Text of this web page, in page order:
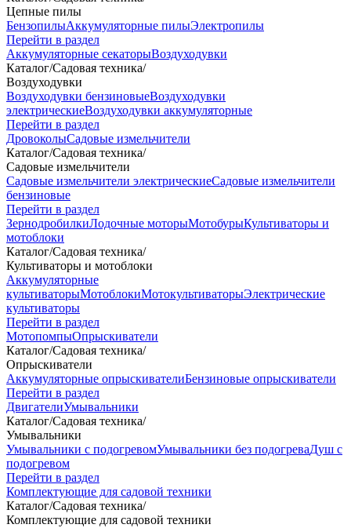
Цепные пилы
БензопилыАккумуляторные пилыЭлектропилы
Перейти в раздел
Аккумуляторные секаторыВоздуходувки
Каталог/Садовая техника/
Воздуходувки
Воздуходувки бензиновыеВоздуходувки
электрическиеВоздуходувки аккумуляторные
Перейти в раздел
ДровоколыСадовые измельчители
Каталог/Садовая техника/
Садовые измельчители
Садовые измельчители электрическиеСадовые измельчители
бензиновые
Перейти в раздел
ЗернодробилкиЛодочные моторыМотобурыКультиваторы и
мотоблоки
Каталог/Садовая техника/
Культиваторы и мотоблоки
Аккумуляторные
культиваторыМотоблокиМотокультиваторыЭлектрические
культиваторы
Перейти в раздел
МотопомпыОпрыскиватели
Каталог/Садовая техника/
Опрыскиватели
Аккумуляторные опрыскивателиБензиновые опрыскиватели
Перейти в раздел
ДвигателиУмывальники
Каталог/Садовая техника/
Умывальники
Умывальники с подогревомУмывальники без подогреваДуш с
подогревом
Перейти в раздел
Комплектующие для садовой техники
Каталог/Садовая техника/
Комплектующие для садовой техники